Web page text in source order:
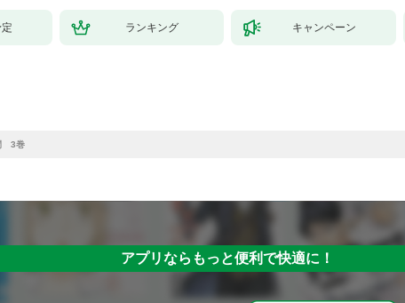
ランキング キャンペーン
3巻
アプリならもっと便利で快適に！